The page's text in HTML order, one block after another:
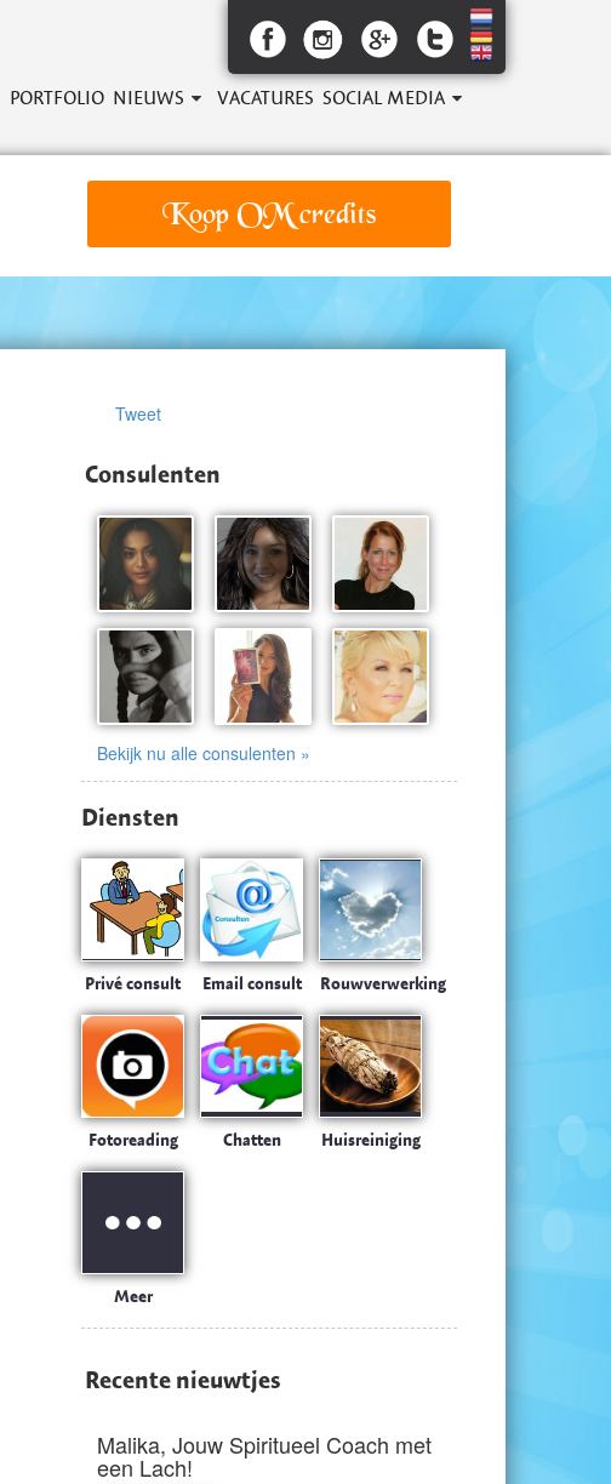
PORTFOLIO NIEUWS VACATURES SOCIAL MEDIA
Koop OM credits
Tweet
Consulenten
Bekijk nu alle consulenten »
Diensten
Privé consult Email consult Rouwverwerking
Fotoreading Chatten Huisreiniging
Meer
Recente nieuwtjes
Malika, Jouw Spiritueel Coach met
een Lach!